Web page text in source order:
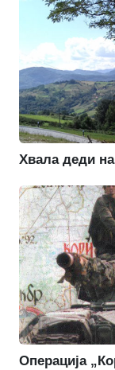
Хвала деди
Операција